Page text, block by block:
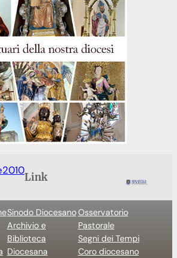
Link
Sinodo Diocesano
Archivio e
Biblioteca
Diocesana
Osservatorio
Pastorale
Segni dei Tempi
Coro diocesano